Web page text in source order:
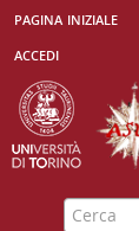
pagina iniziale
accedi